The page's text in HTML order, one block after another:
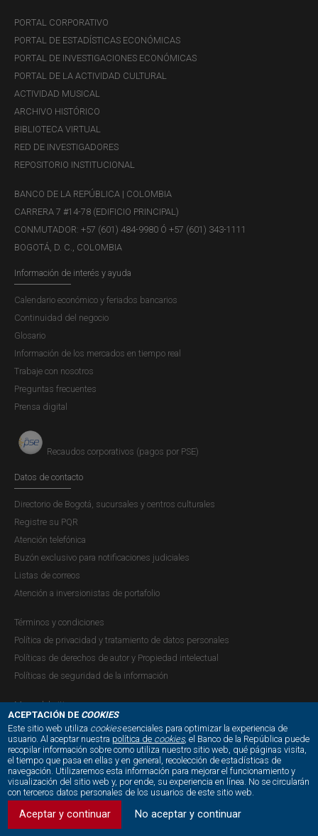
ACEPTACIÓN DE COOKIES
Este sitio web utiliza cookiesesenciales para optimizar la experiencia de
usuario. Al aceptar nuestra política de cookies, el Banco de la República puede
recopilar información sobre como utiliza nuestro sitio web, qué páginas visita,
el tiempo que pasa en ellas y en general, recolección de estadísticas de
navegación. Utilizaremos esta información para mejorar el funcionamiento y
visualización del sitio web y, por ende, su experiencia en línea. No se circularán
con terceros datos personales de los usuarios de este sitio web.
Aceptar y continuar No aceptar y continuar
PORTAL CORPORATIVO
PORTAL DE ESTADÍSTICAS ECONÓMICAS
PORTAL DE INVESTIGACIONES ECONÓMICAS
PORTAL DE LA ACTIVIDAD CULTURAL
ACTIVIDAD MUSICAL
ARCHIVO HISTÓRICO
BIBLIOTECA VIRTUAL
RED DE INVESTIGADORES
REPOSITORIO INSTITUCIONAL
BANCO DE LA REPÚBLICA | COLOMBIA
CARRERA 7 #14-78 (EDIFICIO PRINCIPAL)
CONMUTADOR: +57 (601) 484-9980 Ó +57 (601) 343-1111
BOGOTÁ, D. C., COLOMBIA
Información de interés y ayuda
Calendario económico y feriados bancarios
Continuidad del negocio
Glosario
Información de los mercados en tiempo real
Trabaje con nosotros
Preguntas frecuentes
Prensa digital
Recaudos corporativos (pagos por PSE)
Datos de contacto
Directorio de Bogotá, sucursales y centros culturales
Registre su PQR
Atención telefónica
Buzón exclusivo para notificaciones judiciales
Listas de correos
Atención a inversionistas de portafolio
Términos y condiciones
Política de privacidad y tratamiento de datos personales
Políticas de derechos de autor y Propiedad intelectual
Políticas de seguridad de la información
Mapa del sitio
NUESTRAS REDES SOCIALES: